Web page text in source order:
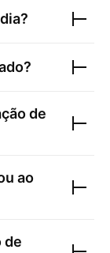
?
de
ao
de